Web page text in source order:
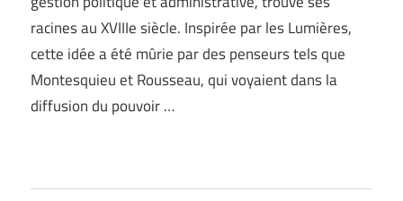
racines au XVIIIe siècle. Inspirée par les Lumières,
cette idée a été mûrie par des penseurs tels que
Montesquieu et Rousseau, qui voyaient dans la
diffusion du pouvoir …